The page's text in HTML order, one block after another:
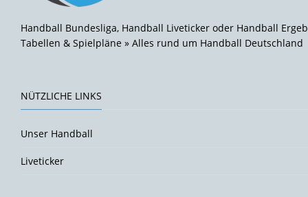
Handball Bundesliga, Handball Liveticker oder Handball
Tabellen & Spielpläne » Alles rund um Handball Deutschland
NÜTZLICHE LINKS
Unser Handball
Liveticker